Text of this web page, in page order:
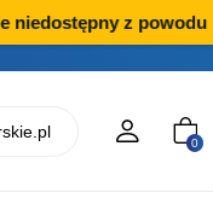
z powodu
0